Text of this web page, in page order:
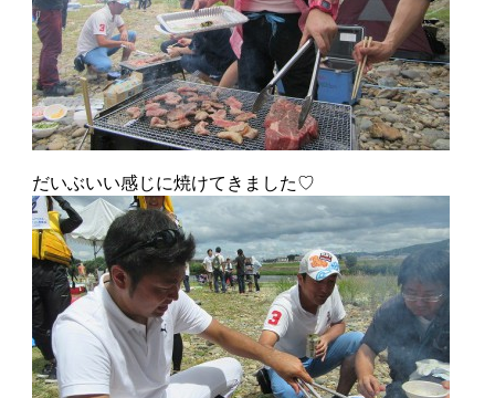
だいぶいい感じに焼けてきました♡